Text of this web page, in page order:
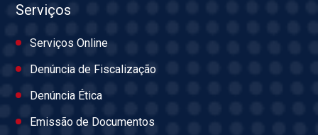
Serviços
Serviços Online
Denúncia de Fiscalização
Denúncia Ética
Emissão de Documentos